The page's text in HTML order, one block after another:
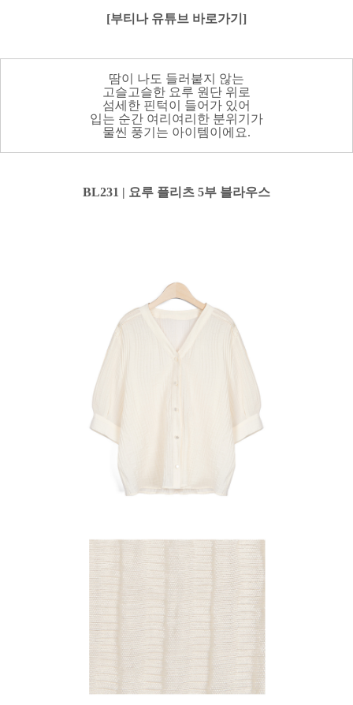
[부티나 유튜브 바로가기]
땀이 나도 들러붙지 않는
고슬고슬한 요루 원단 위로
섬세한 핀턱이 들어가 있어
입는 순간 여리여리한 분위기가
물씬 풍기는 아이템이에요.
BL231 | 요루 플리츠 5부 블라우스